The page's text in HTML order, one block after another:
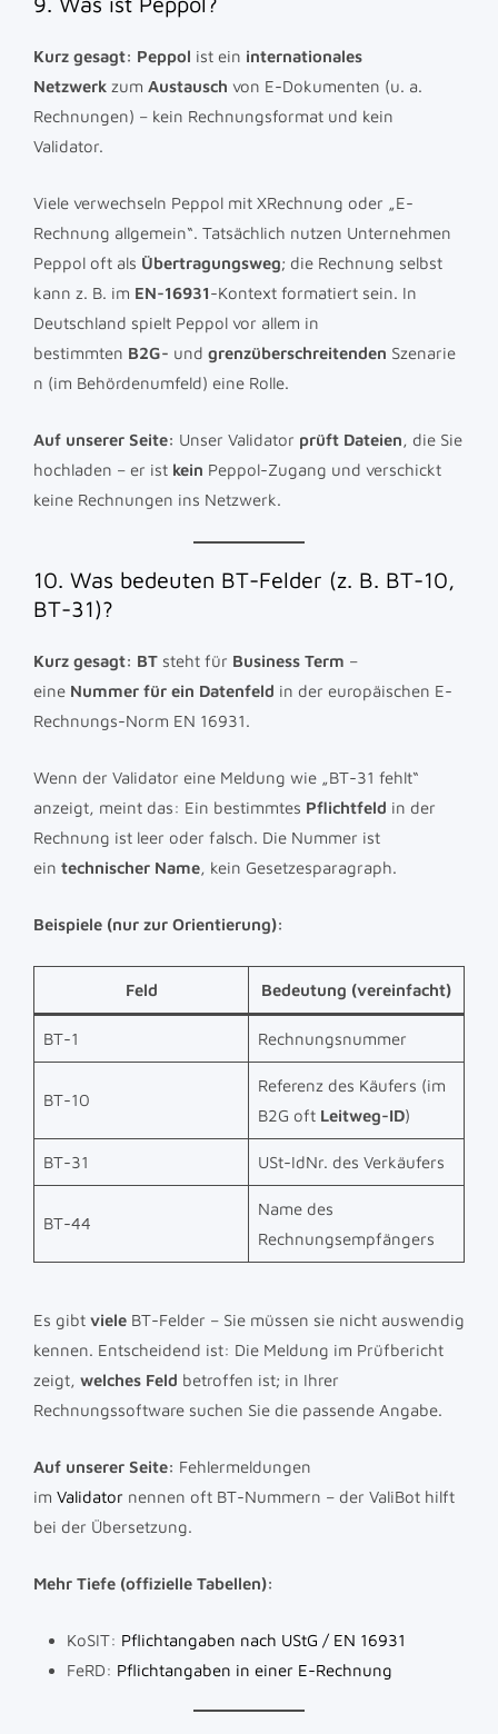
Kurz gesagt: Peppol ist ein internationales
Netzwerk zum Austausch von E-Dokumenten (u. a.
Rechnungen) – kein Rechnungsformat und kein
Validator.
Viele verwechseln Peppol mit XRechnung oder „E-
Rechnung allgemein“. Tatsächlich nutzen Unternehmen
Peppol oft als Übertragungsweg; die Rechnung selbst
kann z. B. im EN-16931-Kontext formatiert sein. In
Deutschland spielt Peppol vor allem in
bestimmten B2G- und grenzüberschreitenden Szenarie
n (im Behördenumfeld) eine Rolle.
Auf unserer Seite: Unser Validator prüft Dateien, die Sie
hochladen – er ist kein Peppol-Zugang und verschickt
keine Rechnungen ins Netzwerk.
10. Was bedeuten BT-Felder (z. B. BT-10,
BT-31)?
Kurz gesagt: BT steht für Business Term –
eine Nummer für ein Datenfeld in der europäischen E-
Rechnungs-Norm EN 16931.
Wenn der Validator eine Meldung wie „BT-31 fehlt“
anzeigt, meint das: Ein bestimmtes Pflichtfeld in der
Rechnung ist leer oder falsch. Die Nummer ist
ein technischer Name, kein Gesetzesparagraph.
Beispiele (nur zur Orientierung):
Feld Bedeutung (vereinfacht)
BT-1 Rechnungsnummer
BT-10
Referenz des Käufers (im
B2G oft Leitweg-ID)
BT-31 USt-IdNr. des Verkäufers
BT-44
Name des
Rechnungsempfängers
Es gibt viele BT-Felder – Sie müssen sie nicht auswendig
kennen. Entscheidend ist: Die Meldung im Prüfbericht
zeigt, welches Feld betroffen ist; in Ihrer
Rechnungssoftware suchen Sie die passende Angabe.
Auf unserer Seite: Fehlermeldungen
im Validator nennen oft BT-Nummern – der ValiBot hilft
bei der Übersetzung.
Mehr Tiefe (offizielle Tabellen):
KoSIT: Pflichtangaben nach UStG / EN 16931
FeRD: Pflichtangaben in einer E-Rechnung